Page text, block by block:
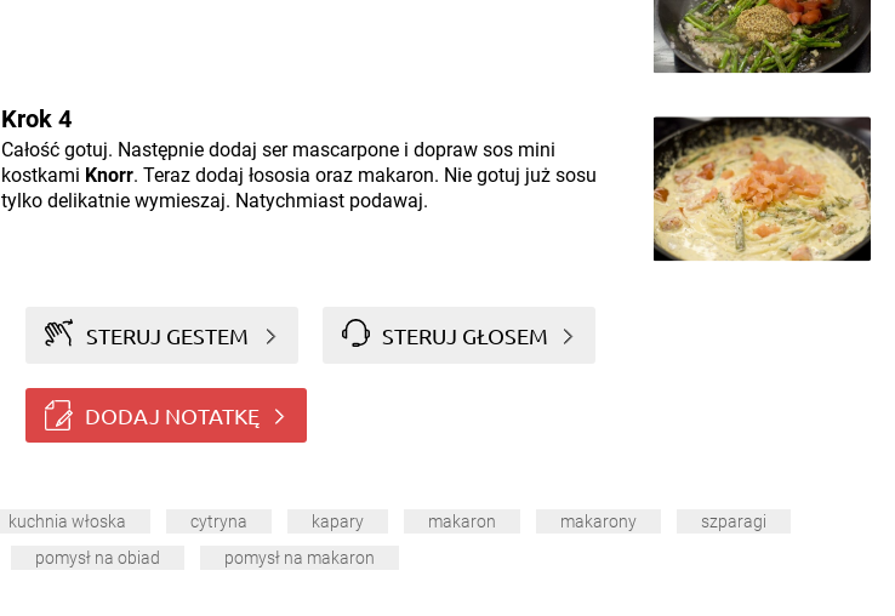
Krok 4
Całość gotuj. Następnie dodaj ser mascarpone i dopraw sos mini
kostkami Knorr. Teraz dodaj łososia oraz makaron. Nie gotuj już sosu
tylko delikatnie wymieszaj. Natychmiast podawaj.
STERUJ GESTEM STERUJ GŁOSEM
DODAJ NOTATKĘ
kuchnia włoska cytryna kapary makaron makarony
szparagi
pomysł na obiad pomysł na makaron